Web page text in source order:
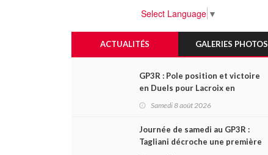
Select Language ▼
ACTUALITÉS GALERIES PHOTOS
GP3R : Pole position et victoire
en Duels pour Lacroix en
NASCAR Canada; Camirand
Samedi 8 août 2026
Journée de samedi au GP3R :
Tagliani décroche une première